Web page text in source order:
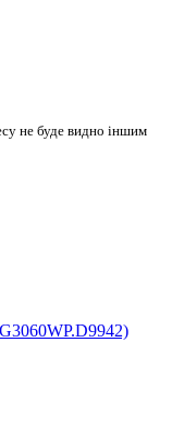
не буде видно іншим